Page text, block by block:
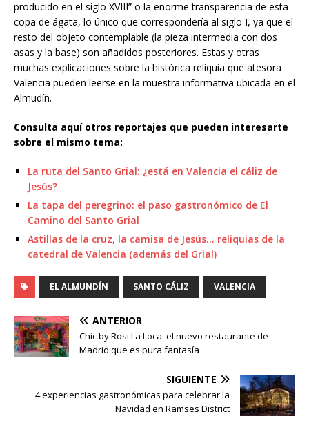
producido en el siglo XVIII” o la enorme transparencia de esta
copa de ágata, lo único que correspondería al siglo I, ya que el
resto del objeto contemplable (la pieza intermedia con dos
asas y la base) son añadidos posteriores. Estas y otras
muchas explicaciones sobre la histórica reliquia que atesora
Valencia pueden leerse en la muestra informativa ubicada en el
Almudín.
Consulta aquí otros reportajes que pueden interesarte
sobre el mismo tema:
La ruta del Santo Grial: ¿está en Valencia el cáliz de
Jesús?
La tapa del peregrino: el paso gastronómico de El
Camino del Santo Grial
Astillas de la cruz, la camisa de Jesús… reliquias de la
catedral de Valencia (además del Grial)
EL ALMUNDÍN SANTO CÁLIZ VALENCIA
ANTERIOR
Chic by Rosi La Loca: el nuevo restaurante de
Madrid que es pura fantasía
SIGUIENTE
4 experiencias gastronómicas para celebrar la
Navidad en Ramses District